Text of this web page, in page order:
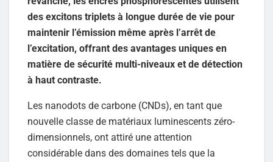
des excitons triplets à longue durée de vie pour
maintenir l’émission même après l’arrêt de
l’excitation, offrant des avantages uniques en
matière de sécurité multi-niveaux et de détection
à haut contraste.
Les nanodots de carbone (CNDs), en tant que
nouvelle classe de matériaux luminescents zéro-
dimensionnels, ont attiré une attention
considérable dans des domaines tels que la